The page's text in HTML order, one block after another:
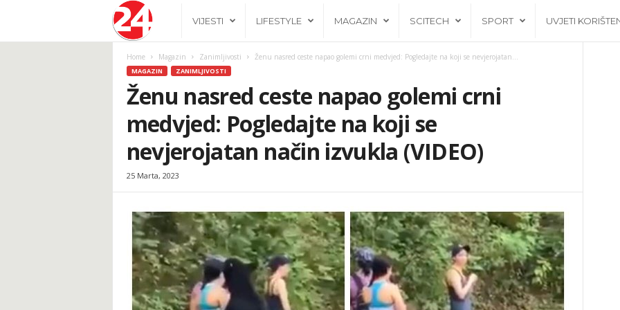
.
b
a
VIJESTI LIFESTYLE MAGAZIN SCITECH SPORT UVJETI
Home Magazin Zanimljivosti Ženu nasred ceste napao golemi crni medvjed: Pogledajte na koji se nevjerojatan...
MAGAZIN ZANIMLJIVOSTI
Ženu nasred ceste napao golemi crni
medvjed: Pogledajte na koji se
nevjerojatan način izvukla (VIDEO)
25 Marta, 2023